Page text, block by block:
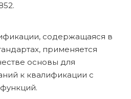
содержащаяся в
применяется
основы для
к квалификации с